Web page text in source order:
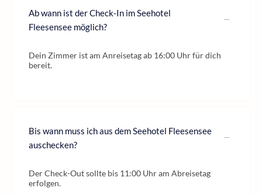
Ab wann ist der Check-In im Seehotel
Fleesensee möglich?
Dein Zimmer ist am Anreisetag ab 16:00 Uhr für dich
bereit.
Bis wann muss ich aus dem Seehotel Fleesensee
auschecken?
Der Check-Out sollte bis 11:00 Uhr am Abreisetag
erfolgen.